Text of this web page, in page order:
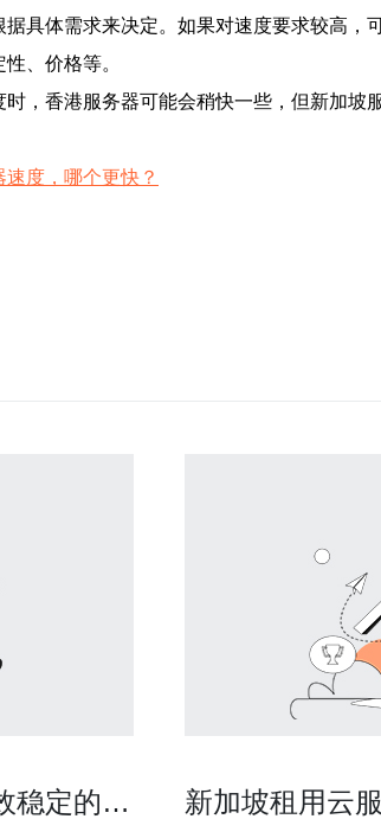
具体需求来决定。如果对速度要求较高
、价格等。
，香港服务器可能会稍快一些，但新加
度，哪个更快？
稳定的选
新加坡租用云